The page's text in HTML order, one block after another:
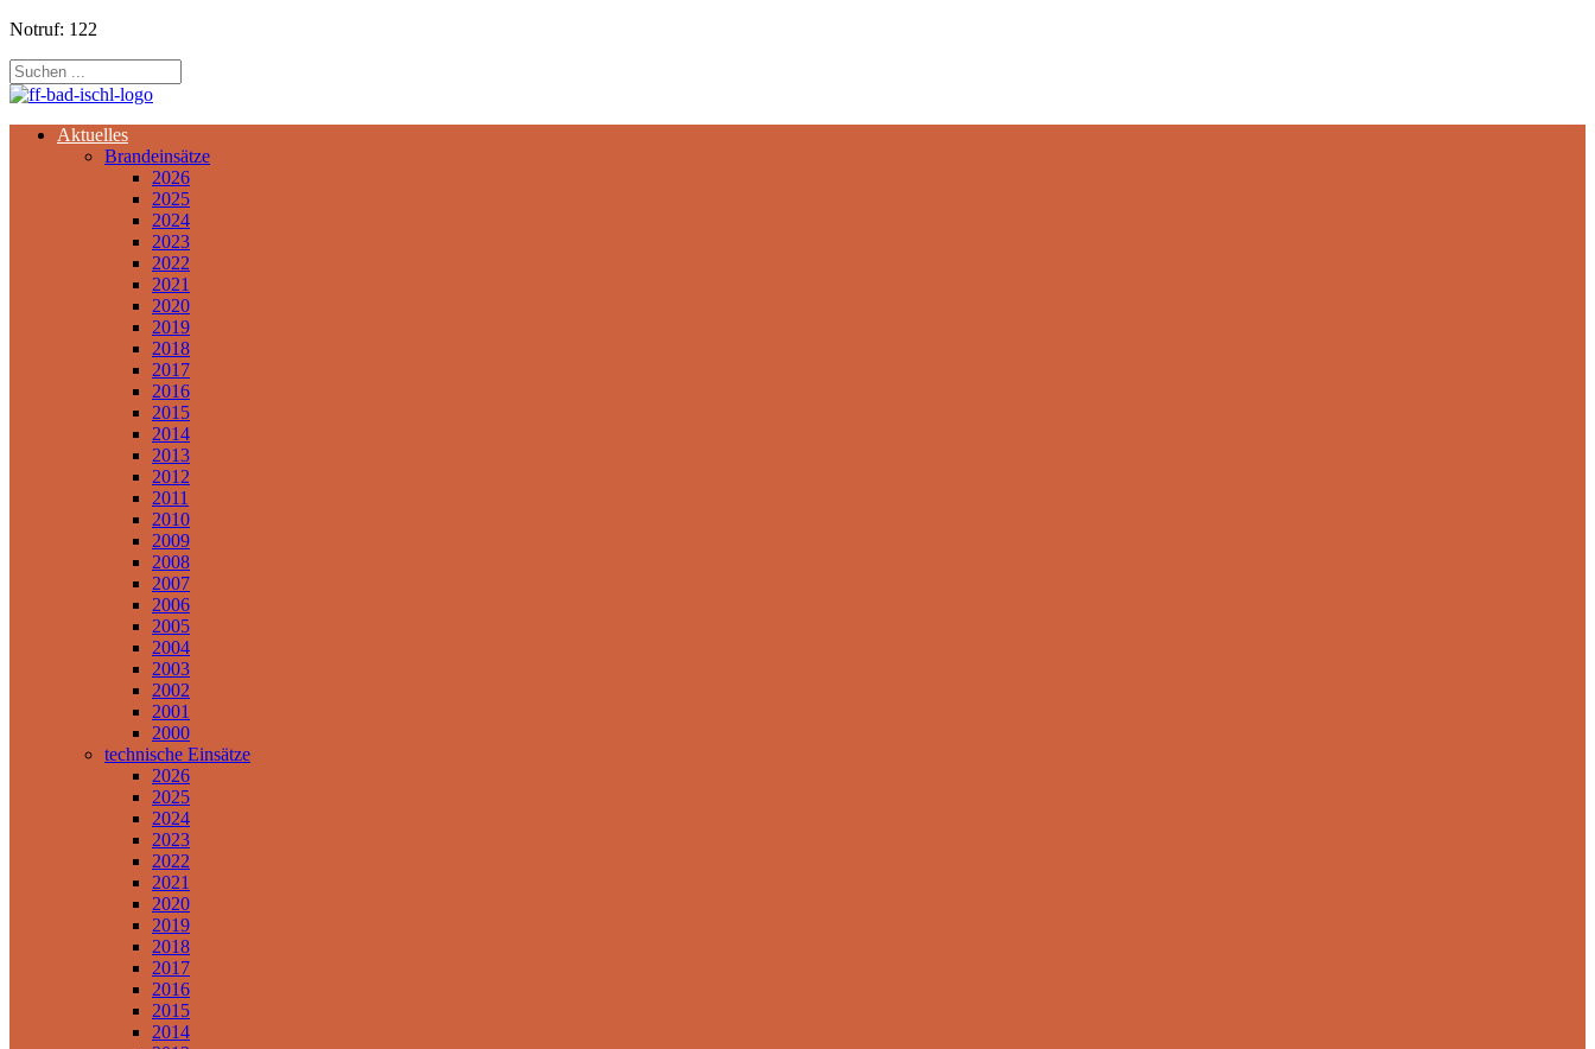
Notruf: 122
Aktuelles
Brandeinsätze
2026
2025
2024
2023
2022
2021
2020
2019
2018
2017
2016
2015
2014
2013
2012
2011
2010
2009
2008
2007
2006
2005
2004
2003
2002
2001
2000
technische Einsätze
2026
2025
2024
2023
2022
2021
2020
2019
2018
2017
2016
2015
2014